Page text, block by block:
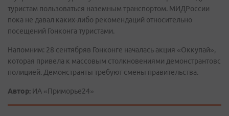
туристам пользоваться наземным транспортом. МИДРоссии
пока не давал каких-либо рекомендаций относительно
посещений Гонконга туристами.
Напомним: 28 сентябряв Гонконге началась акция «Оккупай»,
которая привела к массовым столкновениями демонстрантовс
полицией. Демонстранты требуют смены правительства.
Автор: ИА «Приморье24»